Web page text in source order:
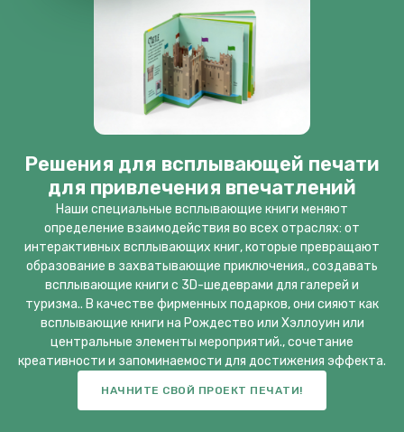
Решения для всплывающей печати
для привлечения впечатлений
Наши специальные всплывающие книги меняют
определение взаимодействия во всех отраслях: от
интерактивных всплывающих книг, которые превращают
образование в захватывающие приключения., создавать
всплывающие книги с 3D-шедеврами для галерей и
туризма.. В качестве фирменных подарков, они сияют как
всплывающие книги на Рождество или Хэллоуин или
центральные элементы мероприятий., сочетание
креативности и запоминаемости для достижения эффекта.
НАЧНИТЕ СВОЙ ПРОЕКТ ПЕЧАТИ!